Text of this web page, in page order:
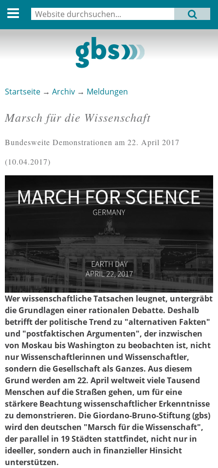
English version
Termine
Archiv
Verbindungen
Datenschutz
MENU
Startseite → Archiv → Meldungen
Marsch für die Wissenschaft
Bundesweite Demonstrationen am 22. April 2017
10.04.2017
sciencemarch_ger2017.jpg
Wer wissenschaftliche Tatsachen leugnet, untergräbt
die Grundlagen einer rationalen Debatte. Deshalb
betrifft der politische Trend zu "alternativen Fakten"
und "postfaktischen Argumenten", der inzwischen
von Moskau bis Washington zu beobachten ist, nicht
nur Wissenschaftlerinnen und Wissenschaftler,
sondern die Gesellschaft als Ganzes. Aus diesem
Grund werden am 22. April weltweit viele Tausend
Menschen auf die Straßen gehen, um für eine
stärkere Beachtung wissenschaftlicher Erkenntnisse
zu demonstrieren. Die Giordano-Bruno-Stiftung (gbs)
wird den deutschen "Marsch für die Wissenschaft",
der parallel in 19 Städten stattfindet, nicht nur in
ideeller, sondern auch in finanzieller Hinsicht
unterstützen.
Suchformular
Suche